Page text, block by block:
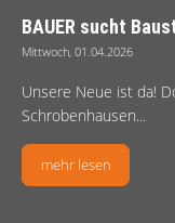
BAUER sucht
Mittwoch, 01.04.2026
Unsere Neue ist da!
Schrobenhausen...
mehr lesen